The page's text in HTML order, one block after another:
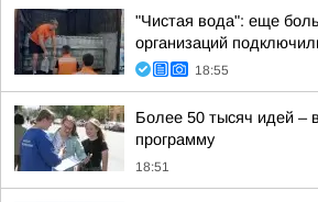
"Чистая вода": еще
организаций
18:55
Более 50 тысяч идей –
программу
18:51